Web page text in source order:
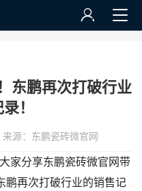
东鹏再次打破行业
！
来源：东鹏瓷砖微官网
家分享东鹏瓷砖微官网带
鹏再次打破行业的销售记